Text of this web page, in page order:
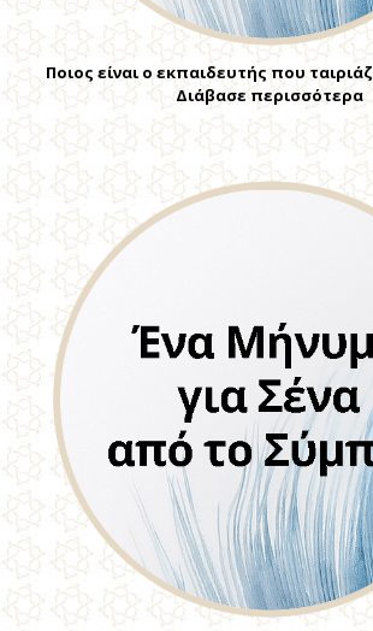
Ποιος είναι ο εκπαιδευτής που
Διάβασε περισσότερα